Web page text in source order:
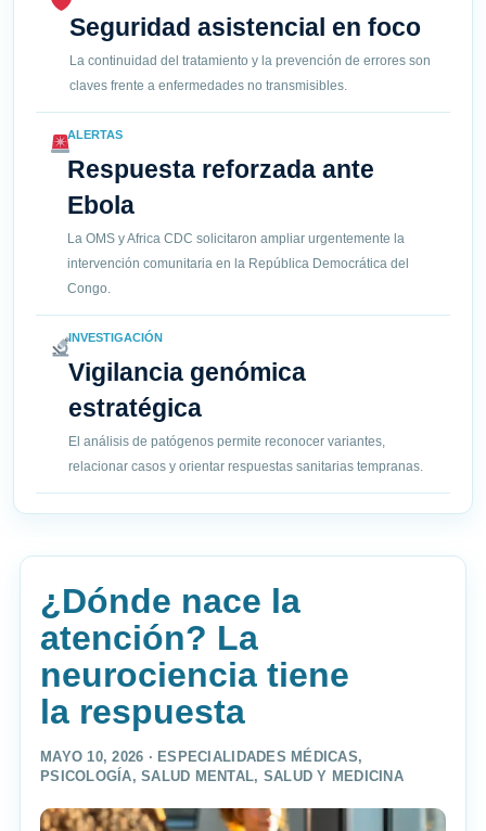
Seguridad asistencial en foco
La continuidad del tratamiento y la prevención de errores son
claves frente a enfermedades no transmisibles.
ALERTAS
Respuesta reforzada ante
Ebola
La OMS y Africa CDC solicitaron ampliar urgentemente la
intervención comunitaria en la República Democrática del
Congo.
INVESTIGACIÓN
Vigilancia genómica
estratégica
El análisis de patógenos permite reconocer variantes,
relacionar casos y orientar respuestas sanitarias tempranas.
¿Dónde nace la
atención? La
neurociencia tiene
la respuesta
MAYO 10, 2026 · ESPECIALIDADES MÉDICAS,
PSICOLOGÍA,SALUD MENTAL, SALUD Y MEDICINA